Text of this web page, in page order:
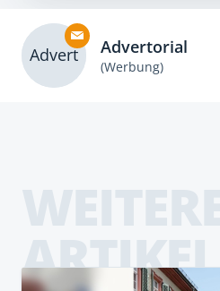
Advert Advertorial
(Werbung)
ARTIKEL